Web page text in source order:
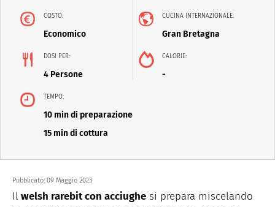
COSTO:
Economico
CUCINA INTERNAZIONALE:
Gran Bretagna
DOSI PER:
4 Persone
CALORIE:
-
TEMPO:
10 min di preparazione
15 min di cottura
Pubblicato: 09 Maggio 2023
Ilwelsh rarebit con acciughe si prepara miscelando